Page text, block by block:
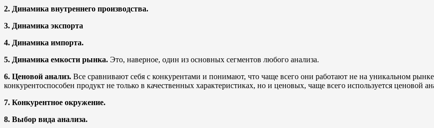
2. Динамика внутреннего производства.
3. Динамика экспорта
4. Динамика импорта.
5. Динамика емкости рынка. Это, наверное, один из основных сегментов любого анализа.
6. Ценовой анализ. Все сравнивают себя с конкурентами и понимают, что чаще всего они работают не на уникальном
конкурентоспособен продукт не только в качественных характеристиках, но и ценовых, чаще всего используется ценовой
7. Конкурентное окружение.
8. Выбор вида анализа.